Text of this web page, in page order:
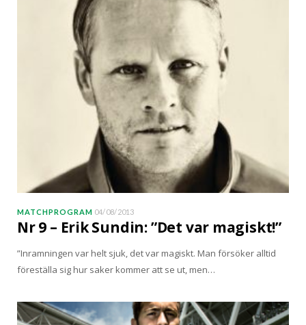
MATCHPROGRAM 04/08/2013
Nr 9 – Erik Sundin: ”Det var magiskt!”
”Inramningen var helt sjuk, det var magiskt. Man försöker alltid
föreställa sig hur saker kommer att se ut, men…